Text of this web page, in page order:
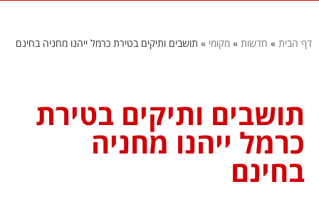
דף הבית » חדשות » מקומי » תושבים ותיקים בטירת כרמל ייהנו מחניה בחינם
תושבים ותיקים בטירת
כרמל ייהנו מחניה
בחינם